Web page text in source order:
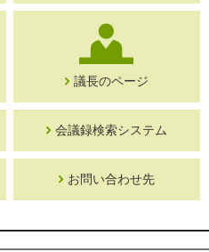
議長のページ
会議録検索システム
お問い合わせ先